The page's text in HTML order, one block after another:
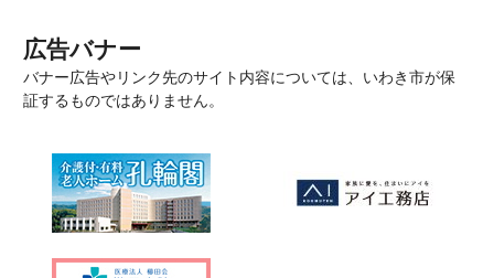
広告バナー
バナー広告やリンク先のサイト内容については、いわき市が保
証するものではありません。